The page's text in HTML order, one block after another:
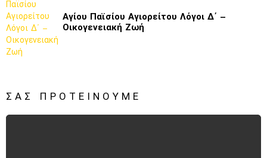
Αγίου Παϊσίου Αγιορείτου Λόγοι Δ΄ –
Οικογενειακή Ζωή
ΣΑΣ ΠΡΟΤΕΊΝΟΥΜΕ